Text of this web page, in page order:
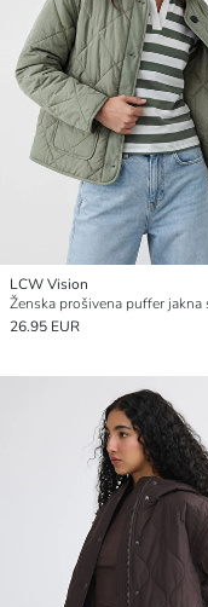
LCW Vision
26.95 EUR